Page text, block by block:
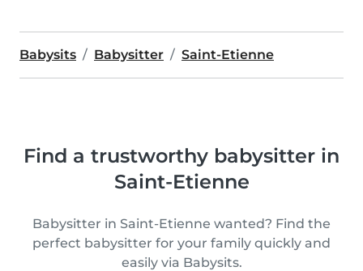
Babysits Babysitter Saint-Etienne
Find a trustworthy babysitter in
Saint-Etienne
Babysitter in Saint-Etienne wanted? Find the
perfect babysitter for your family quickly and
easily via Babysits.